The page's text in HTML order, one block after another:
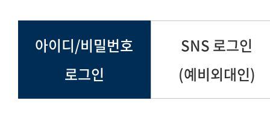
아이디/비밀번호
로그인
SNS 로그인
(예비외대인)